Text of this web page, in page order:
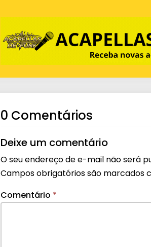
0 Comentários
Deixe um comentário
O seu endereço de e-mail não será
Campos obrigatórios são marcados
Comentário *